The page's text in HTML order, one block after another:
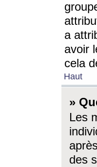
a
avoir
cela
Haut
»
Les
des